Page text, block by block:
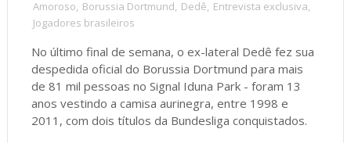
Amoroso, Borussia Dortmund, Dedê, Entrevista exclusiva,
Jogadores brasileiros
No último final de semana, o ex-lateral Dedê fez sua
despedida oficial do Borussia Dortmund para mais
de 81 mil pessoas no Signal Iduna Park - foram 13
anos vestindo a camisa aurinegra, entre 1998 e
2011, com dois títulos da Bundesliga conquistados.